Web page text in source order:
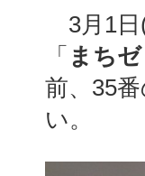
3月1日
「 まちゼ
前、35
い。